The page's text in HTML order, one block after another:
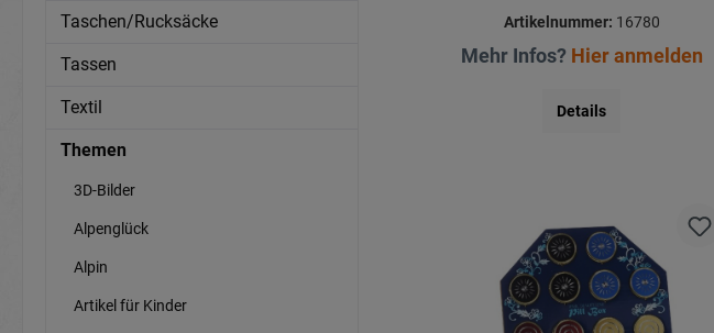
Taschen/Rucksäcke
Tassen
Textil
Themen
3D-Bilder
Alpenglück
Alpin
Artikel für Kinder
Artikelnummer: 16780
Mehr Infos? Hier anmelden
Details